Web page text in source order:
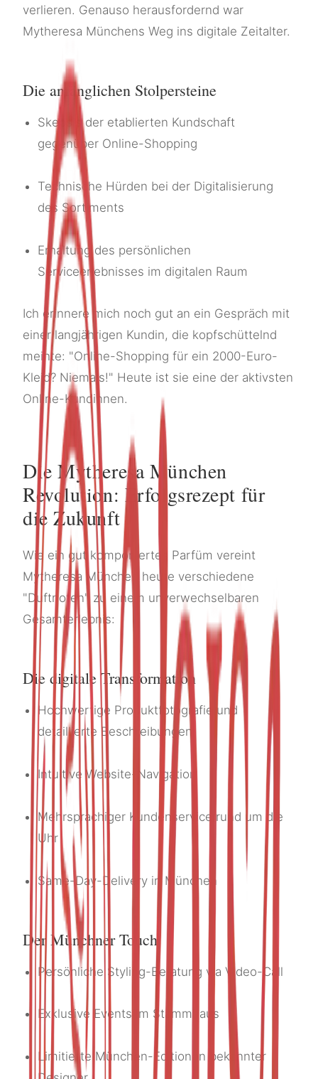
verlieren. Genauso herausfordernd war
Mytheresa Münchens Weg ins digitale Zeitalter.
Die anfänglichen Stolpersteine
Skepsis der etablierten Kundschaft
gegenüber Online-Shopping
Technische Hürden bei der Digitalisierung
des Sortiments
Erhaltung des persönlichen
Serviceerlebnisses im digitalen Raum
Ich erinnere mich noch gut an ein Gespräch mit
einer langjährigen Kundin, die kopfschüttelnd
meinte: "Online-Shopping für ein 2000-Euro-
Kleid? Niemals!" Heute ist sie eine der aktivsten
Online-Kundinnen.
Die Mytheresa München
Revolution: Erfolgsrezept für
die Zukunft
Wie ein gut komponiertes Parfüm vereint
Mytheresa München heute verschiedene
"Duftnoten" zu einem unverwechselbaren
Gesamterlebnis:
Die digitale Transformation
Hochwertige Produktfotografie und
detaillierte Beschreibungen
Intuitive Website-Navigation
Mehrsprachiger Kundenservice rund um die
Uhr
Same-Day-Delivery in München
Der Münchner Touch
Persönliche Styling-Beratung via Video-Call
Exklusive Events im Stammhaus
Limitierte München-Editionen bekannter